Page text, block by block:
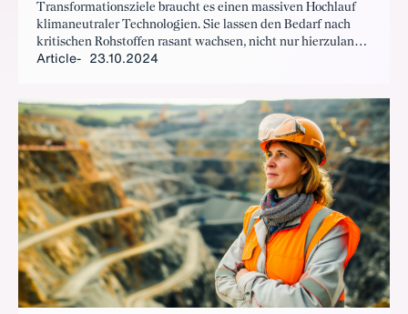
Transformationsziele braucht es einen massiven Hochlauf
klimaneutraler Technologien. Sie lassen den Bedarf nach
kritischen Rohstoffen rasant wachsen, nicht nur hierzulande,
sondern weltweit. Um den wachsenden Bedarf zu decken,
Article 23.10.2024